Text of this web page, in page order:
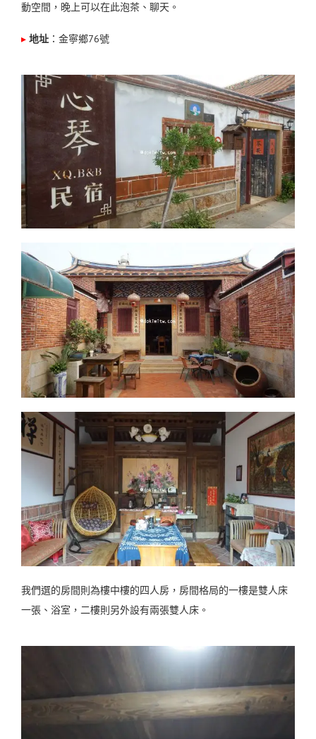
動空間，晚上可以在此泡茶、聊天。
▸ 地址 ： 金寧鄉76號
我們選的房間則為樓中樓的四人房，房間格局的一樓是雙人床
一張、浴室，二樓則另外設有兩張雙人床。